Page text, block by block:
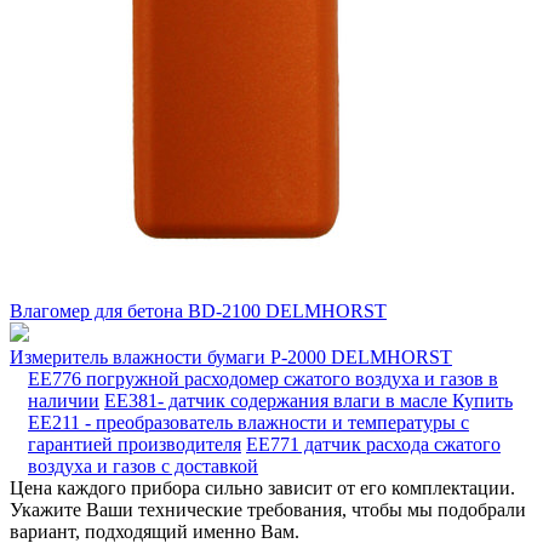
Влагомер для бетона BD-2100 DELMHORST
Измеритель влажности бумаги P-2000 DELMHORST
EE776 погружной расходомер сжатого воздуха и газов в
наличии EE381- датчик содержания влаги в масле Купить
EE211 - преобразователь влажности и температуры с
гарантией производителя EE771 датчик расхода сжатого
воздуха и газов с доставкой
Цена каждого прибора сильно зависит от его комплектации.
Укажите Ваши технические требования, чтобы мы подобрали
вариант, подходящий именно Вам.